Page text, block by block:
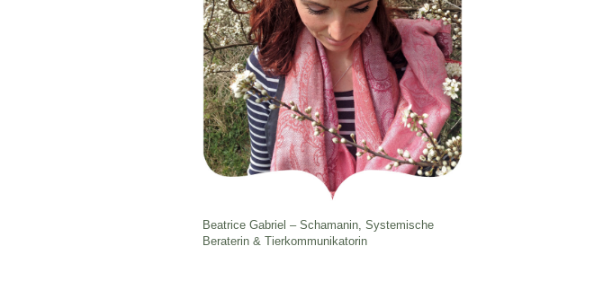
Beatrice Gabriel – Schamanin, Systemische
Beraterin & Tierkommunikatorin